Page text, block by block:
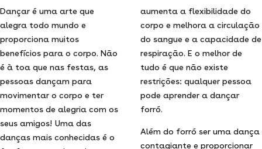
Dançar é uma arte que
alegra todo mundo e
proporciona muitos
benefícios para o corpo. Não
é à toa que nas festas, as
pessoas dançam para
movimentar o corpo e ter
momentos de alegria com os
seus amigos! Uma das
danças mais conhecidas é o
aumenta a flexibilidade do
corpo e melhora a circulação
do sangue e a capacidade de
respiração. E o melhor de
tudo é que não existe
restrições: qualquer pessoa
pode aprender a dançar
forró.
Além do forró ser uma dança
contagiante e proporcionar